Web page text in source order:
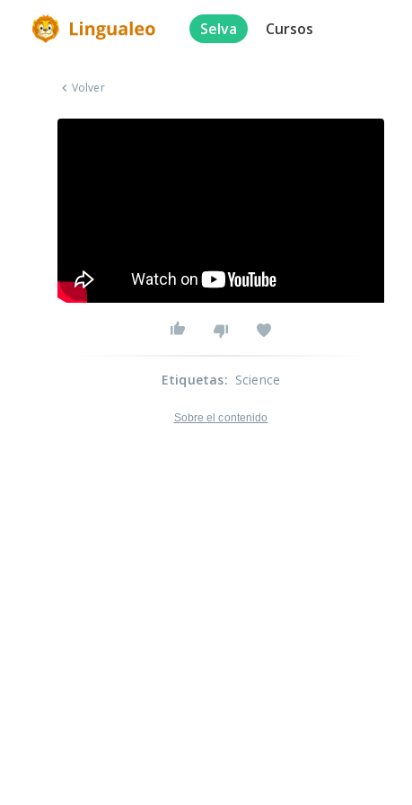
Selva Cursos
Volver
Etiquetas: Science
Sobre el contenido